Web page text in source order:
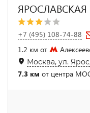
ЯРОСЛАВСКАЯ
+7 (495) 108-74-88
1.2 км от
Москва, ул.
7.3 км от центра